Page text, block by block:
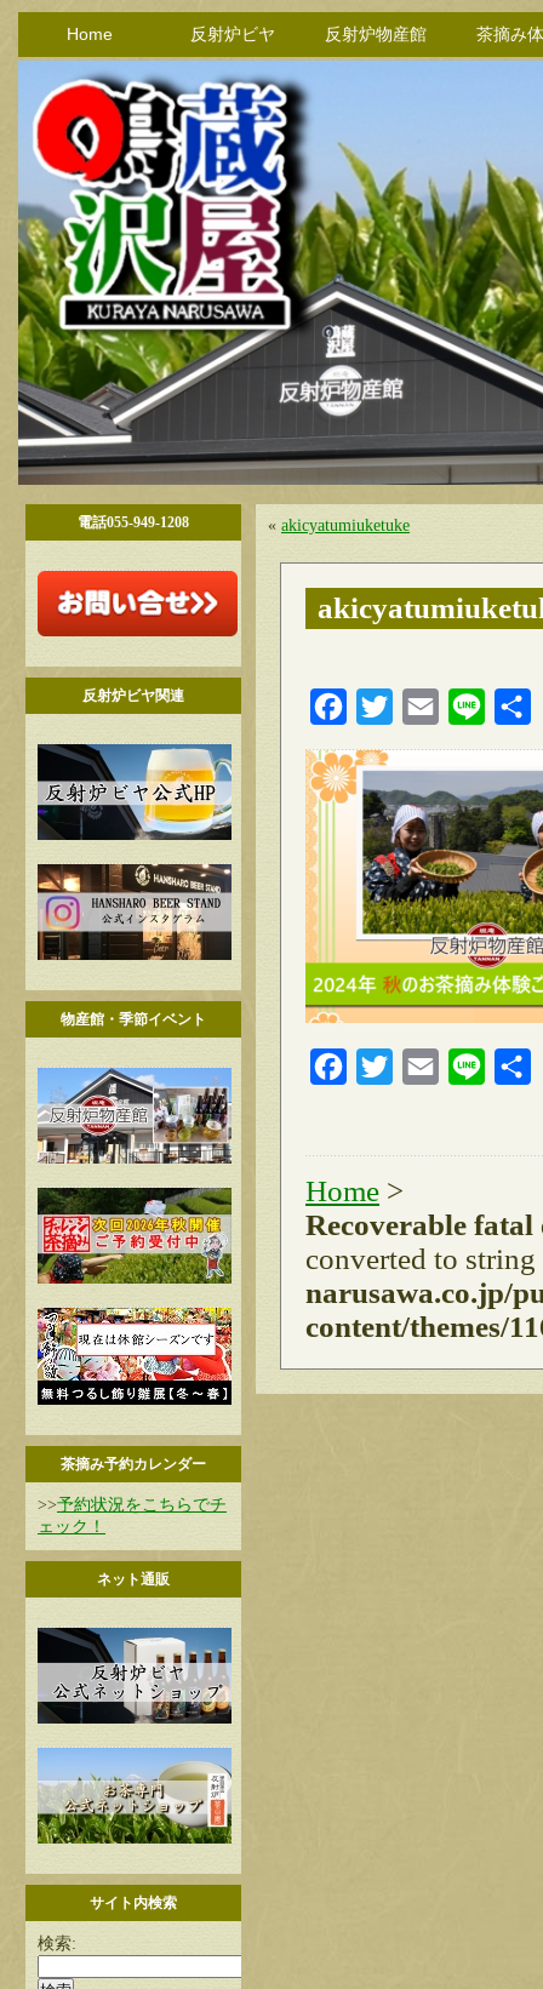
Home 反射炉ビヤ 反射炉物産館 茶摘み
電話055-949-1208
反射炉ビヤ関連
物産館・季節イベント
茶摘み予約カレンダー
>>予約状況をこちらでチ
ェック！
ネット通販
サイト内検索
検索:
« akicyatumiuketuke
FacebookTwitter Email Line
FacebookTwitter Email Line
Home >
Recoverable
converted to
narusawa.co.jp/
content/themes/